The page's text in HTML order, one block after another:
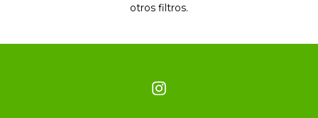
otros filtros.